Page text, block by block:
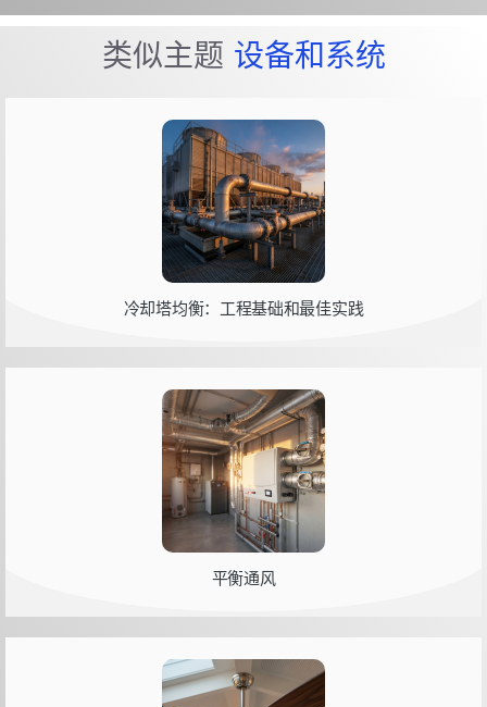
类似主题 设备和系统
冷却塔均衡：工程基础和最佳实践
平衡通风